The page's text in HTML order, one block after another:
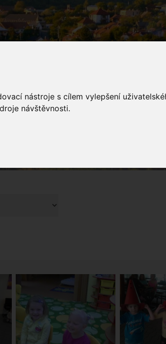
nástroje s cílem vylepšení
návštěvnosti.